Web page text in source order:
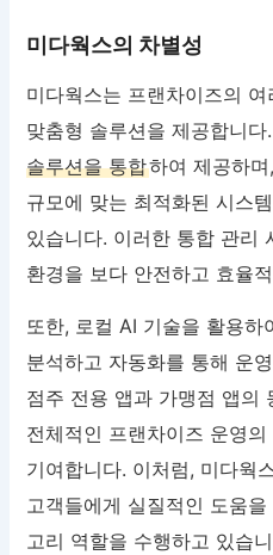
미다웍스의 차별성
미다웍스는 프랜차이즈의
맞춤형 솔루션을 제공합니
솔루션을 통합하여 제공하
규모에 맞는 최적화된 시스
있습니다. 이러한 통합 관리
환경을 보다 안전하고 효율
또한, 로컬 AI 기술을 활용하
분석하고 자동화를 통해 운
점주 전용 앱과 가맹점 앱의
전체적인 프랜차이즈 운영
기여합니다. 이처럼, 미다웍
고객들에게 실질적인 도움
고리 역할을 수행하고 있습